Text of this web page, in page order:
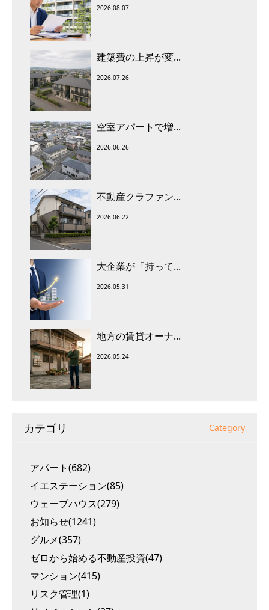
2026.08.07
建築費の上昇が変...
2026.07.26
空室アパートで増...
2026.06.26
不動産クラファン...
2026.06.22
大企業が「持って...
2026.05.31
地方の賃貸オーナ...
2026.05.24
カテゴリ Category
アパート(682)
イエステーション(85)
ウェーブハウス(279)
お知らせ(1241)
グルメ(357)
ゼロから始める不動産投資(47)
マンション(415)
リスク管理(1)